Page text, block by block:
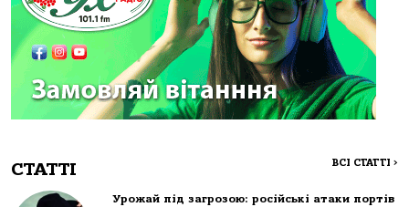
СТАТТІ ВСІ СТАТТІ >
Урожай під загрозою: російські атаки портів